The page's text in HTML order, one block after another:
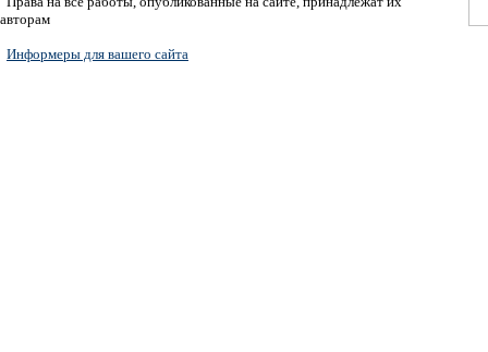
авторам
Информеры для вашего сайта